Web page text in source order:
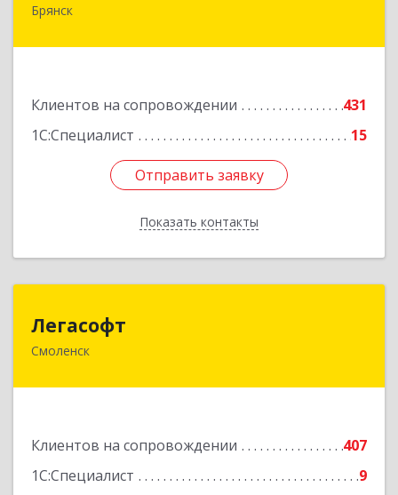
Брянск
Клиентов на сопровождении
431
1С:Специалист
15
Отправить заявку
Показать контакты
241035, Брянская обл, Брянск г, Ульянова ул,
Отправить заявку
Назад
Легасофт
Смоленск
Клиентов на сопровождении
407
1С:Специалист
9
214018, Смоленская обл, Смоленск г, Ново-